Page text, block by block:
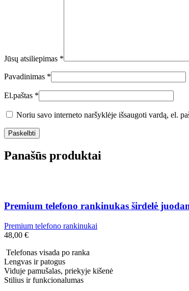
Jūsų atsiliepimas *
Pavadinimas *
El.paštas *
Noriu savo interneto naršyklėje išsaugoti vardą, el.
Panašūs produktai
Premium telefono rankinukas širdelė
Premium telefono rankinukai
48,00 €
Telefonas visada po ranka
Lengvas ir patogus
Viduje pamušalas, priekyje kišenė
Stilius ir funkcionalumas